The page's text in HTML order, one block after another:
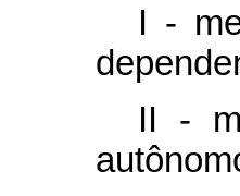
I -
II -